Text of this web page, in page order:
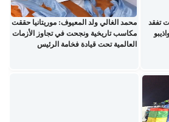
تفقد
محمد الغالي ولد المعيوف: موريتانيا حققت
مكاسب تاريخية ونجحت في تجاوز الأزمات
العالمية تحت قيادة فخامة الرئيس